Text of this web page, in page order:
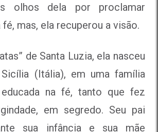
olhos dela por proclamar
mas, ela recuperou a visão.
de Santa Luzia, ela nasceu
Sicília (Itália), em uma família
na fé, tanto que fez
em segredo. Seu pai
sua infância e sua mãe